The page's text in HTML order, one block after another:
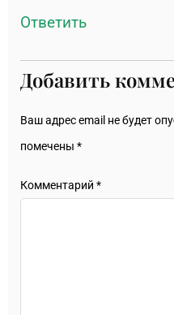
Ответить
Добавить
Ваш адрес email не будет
помечены *
Комментарий *